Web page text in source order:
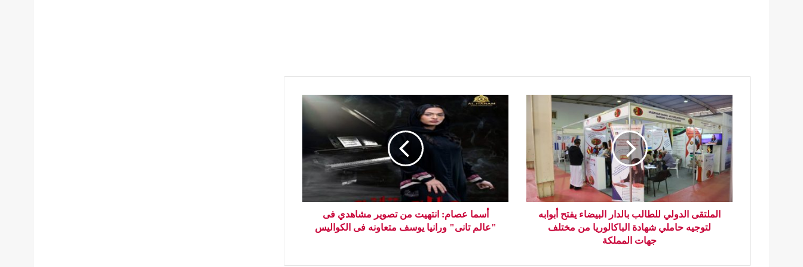
الملتقى الدولي للطالب بالدار البيضاء يفتح أبوابه
لتوجيه حاملي شهادة الباكالوريا من مختلف
جهات المملكة
أسما عصام: انتهيت من تصوير مشاهدي فى
"عالم تانى" ورانيا يوسف متعاونه فى الكواليس